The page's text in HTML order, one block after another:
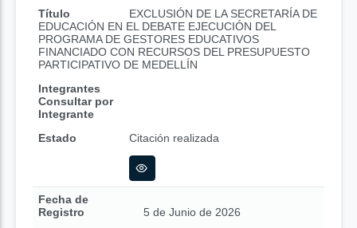
Título
EXCLUSIÓN DE LA SECRETARÍA DE
EDUCACIÓN EN EL DEBATE EJECUCIÓN DEL
PROGRAMA DE GESTORES EDUCATIVOS
FINANCIADO CON RECURSOS DEL PRESUPUESTO
PARTICIPATIVO DE MEDELLÍN
Integrantes
Consultar por
Integrante
Estado
Citación realizada
Fecha de
Registro
5 de Junio de 2026